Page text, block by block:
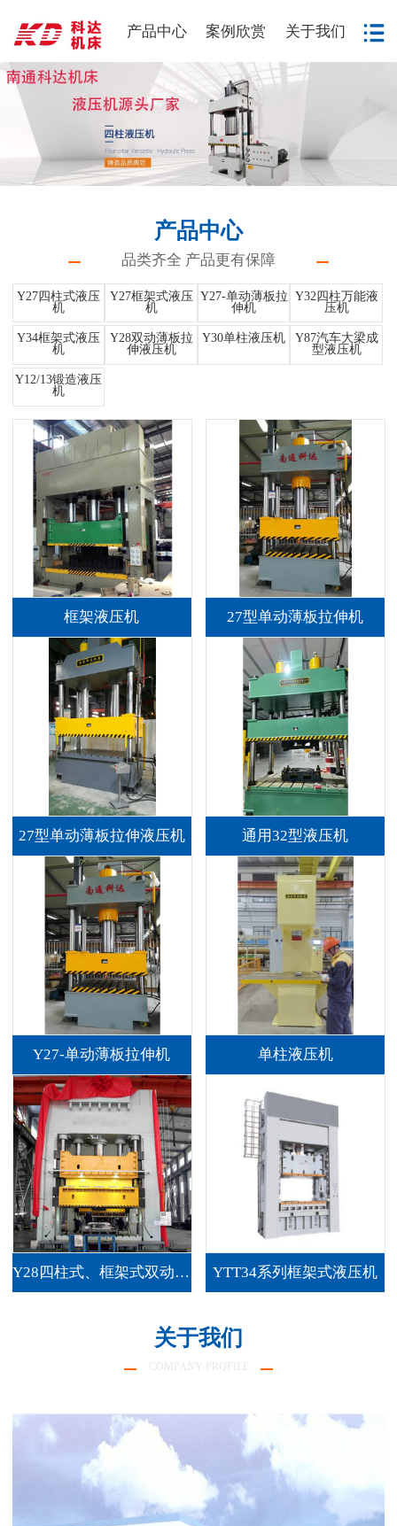
产品中心 案例欣赏 关于我们
产品中心
品类齐全 产品更有保障
Y27四柱式液压
机
Y27框架式液压
机
Y27-单动薄板拉
伸机
Y32四柱万能液
压机
Y34框架式液压
机
Y28双动薄板拉
伸液压机
Y30单柱液压机
Y87汽车大梁成
型液压机
Y12/13锻造液压
机
框架液压机 27型单动薄板拉伸机
27型单动薄板拉伸液压机 通用32型液压机
Y27-单动薄板拉伸机 单柱液压机
Y28四柱式、框架式双动薄板拉伸液压机 YTT34系列框架式液压机
关于我们
COMPANY PROFILE